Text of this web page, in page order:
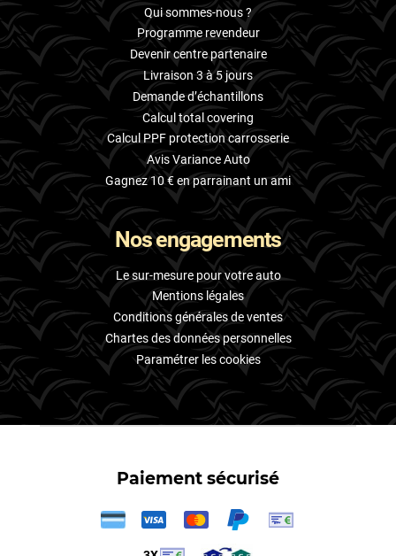
Qui sommes-nous ?
Programme revendeur
Devenir centre partenaire
Livraison 3 à 5 jours
Demande d’échantillons
Calcul total covering
Calcul PPF protection carrosserie
Avis Variance Auto
Gagnez 10 € en parrainant un ami
Nos engagements
Le sur-mesure pour votre auto
Mentions légales
Conditions générales de ventes
Chartes des données personnelles
Paramétrer les cookies
Paiement sécurisé